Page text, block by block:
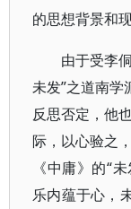
的思想背景和
由于受李
未发”之道南学
反思否定，他
际，以心验之
《中庸》的“
乐内蕴于心，